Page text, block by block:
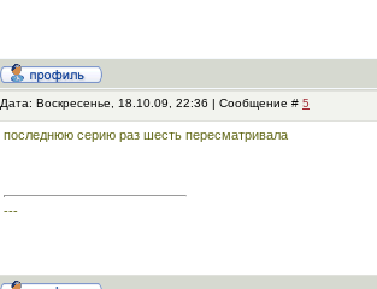
Дата: Воскресенье, 18.10.09, 22:36 | Сообщение # 5
последнюю серию раз шесть пересматривала
---